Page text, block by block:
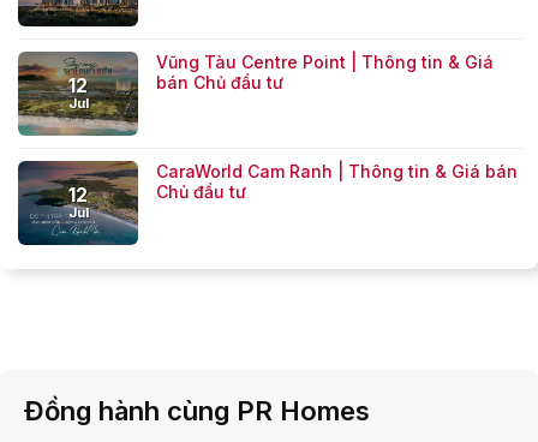
12
Jul
Vũng Tàu Centre Point | Thông tin & Giá
bán Chủ đầu tư
12
Jul
CaraWorld Cam Ranh | Thông tin & Giá bán
Chủ đầu tư
Đồng hành cùng PR Homes